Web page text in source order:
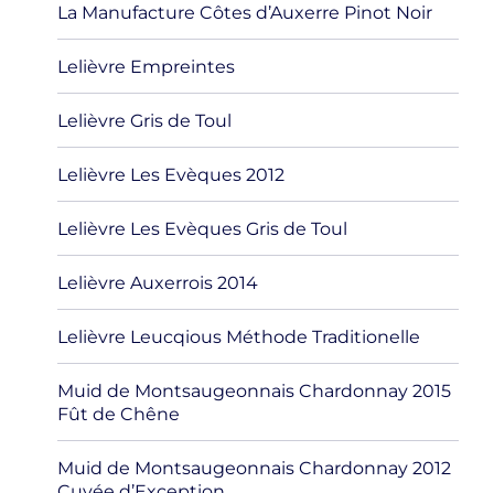
La Manufacture Côtes d’Auxerre Pinot Noir
Lelièvre Empreintes
Lelièvre Gris de Toul
Lelièvre Les Evèques 2012
Lelièvre Les Evèques Gris de Toul
Lelièvre Auxerrois 2014
Lelièvre Leucqious Méthode Traditionelle
Muid de Montsaugeonnais Chardonnay 2015
Fût de Chêne
Muid de Montsaugeonnais Chardonnay 2012